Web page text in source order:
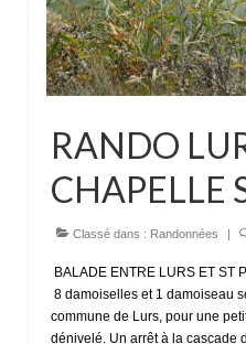
RANDO
CHAPELLE
Classé dans : Randonnées |
BALADE ENTRE LURS ET ST
8 damoiselles et 1 damoiseau
commune de Lurs, pour une
dénivelé. Un arrêt à la cascade